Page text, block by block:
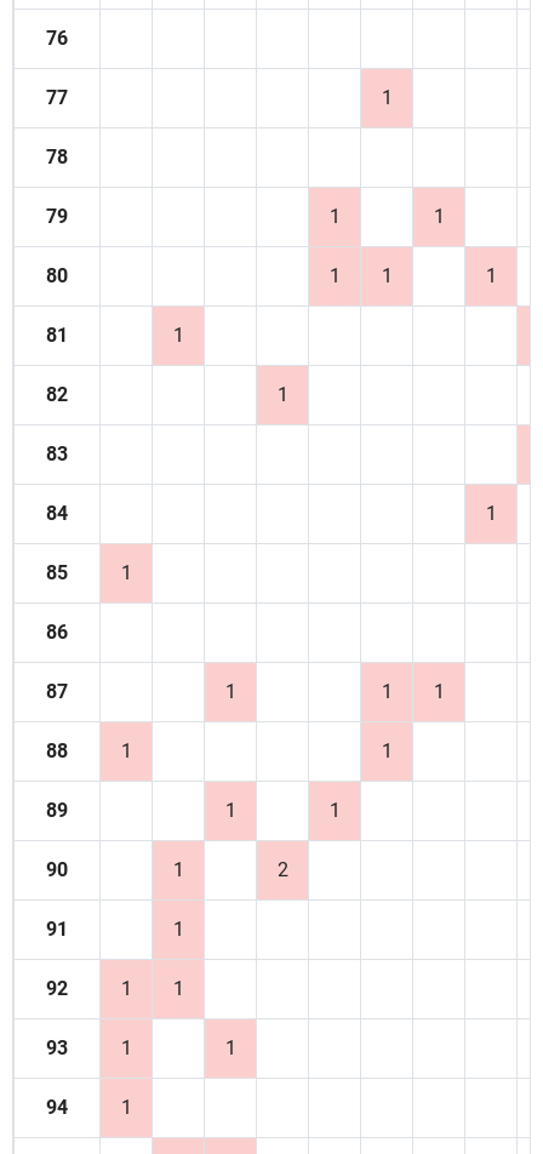
76
77 1
78
79 1 1
80 1 1 1
81 1
82 1
83
84 1
85 1
86
87 1 1 1
88 1 1
89 1 1
90 1 2
91 1
92 1 1
93 1 1
94 1